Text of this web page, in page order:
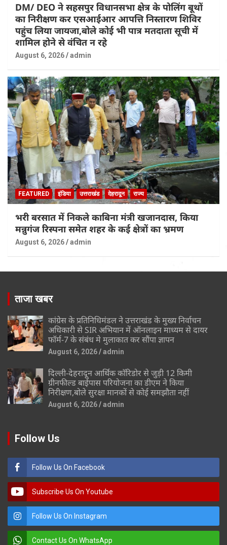
DM/ DEO ने सहसपुर विधानसभा क्षेत्र के पोलिंग बूथों
का निरीक्षण कर एसआईआर आपत्ति निस्तारण शिविर
पहुंच लिया जायजा,बोले कोई भी पात्र मतदाता सूची में
शामिल होने से वंचित न रहे
August 6, 2026 admin
FEATURED इंडिया उत्तराखंड देहरादून राज्य
भरी बरसात में निकले काबिना मंत्री खजानदास, किया
मन्नुगंज रिस्पना समेत शहर के कई क्षेत्रों का भ्रमण
August 6, 2026 admin
ताजा खबर
कांग्रेस के प्रतिनिधिमंडल ने उत्तराखंड के मुख्य निर्वाचन
अधिकारी से SIR अभियान में ऑनलाइन माध्यम से दायर
फॉर्म-7 के संबंध मे मुलाकात कर सौंपा ज्ञापन
August 6, 2026 admin
दिल्ली-देहरादून आर्थिक कॉरिडोर से जुड़ी 12 किमी
ग्रीनफील्ड बाईपास परियोजना का डीएम ने किया
निरीक्षण,बोले सुरक्षा मानकों से कोई समझौता नहीं
August 6, 2026 admin
Follow Us
Follow Us On Facebook
Subscribe Us On Youtube
Follow Us On Instagram
Contact Us On WhatsApp